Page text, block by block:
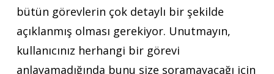
bütün görevlerin çok detaylı bir şekilde
açıklanmış olması gerekiyor. Unutmayın,
kullanıcınız herhangi bir görevi
anlayamadığında bunu size soramayacağı için